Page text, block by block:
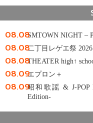
08.08SMTOWN NIGHT –
08.08二丁目レゲエ祭
08.08THEATER high↑
08.09エプロン＋
08.09昭和歌謡 & J-POP
Edition-